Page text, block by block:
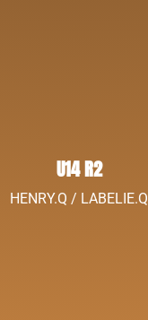
U14 R2
HENRY.Q / LABELIE.Q